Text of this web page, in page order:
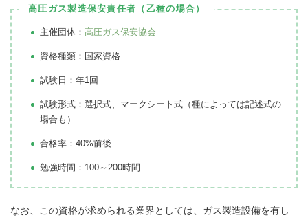
高圧ガス製造保安責任者（乙種の場合）
主催団体： 高圧ガス保安協会
資格種類：国家資格
試験日：年1回
試験形式：選択式、マークシート式（種によっては記述式の
場合も）
合格率：40%前後
勉強時間：100～200時間
なお、この資格が求められる業界としては、ガス製造設備を有し